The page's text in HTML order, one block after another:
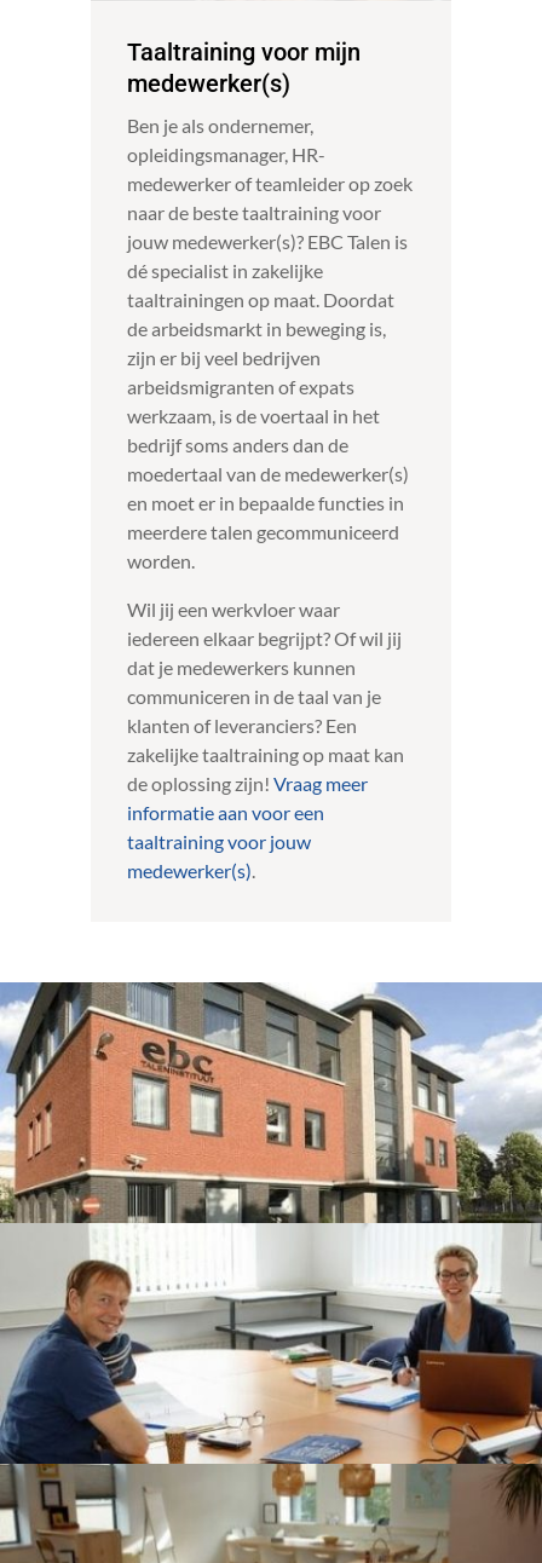
Taaltraining voor mijn
medewerker(s)
Ben je als ondernemer,
opleidingsmanager, HR-
medewerker of teamleider op zoek
naar de beste taaltraining voor
jouw medewerker(s)? EBC Talen is
dé specialist in zakelijke
taaltrainingen op maat. Doordat
de arbeidsmarkt in beweging is,
zijn er bij veel bedrijven
arbeidsmigranten of expats
werkzaam, is de voertaal in het
bedrijf soms anders dan de
moedertaal van de medewerker(s)
en moet er in bepaalde functies in
meerdere talen gecommuniceerd
worden.
Wil jij een werkvloer waar
iedereen elkaar begrijpt? Of wil jij
dat je medewerkers kunnen
communiceren in de taal van je
klanten of leveranciers? Een
zakelijke taaltraining op maat kan
de oplossing zijn! Vraag meer
informatie aan voor een
taaltraining voor jouw
medewerker(s).